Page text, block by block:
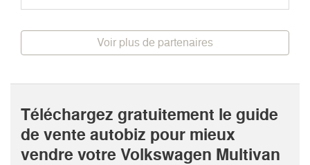
Voir plus de partenaires
Téléchargez gratuitement le guide
de vente autobiz pour mieux
vendre votre Volkswagen Multivan